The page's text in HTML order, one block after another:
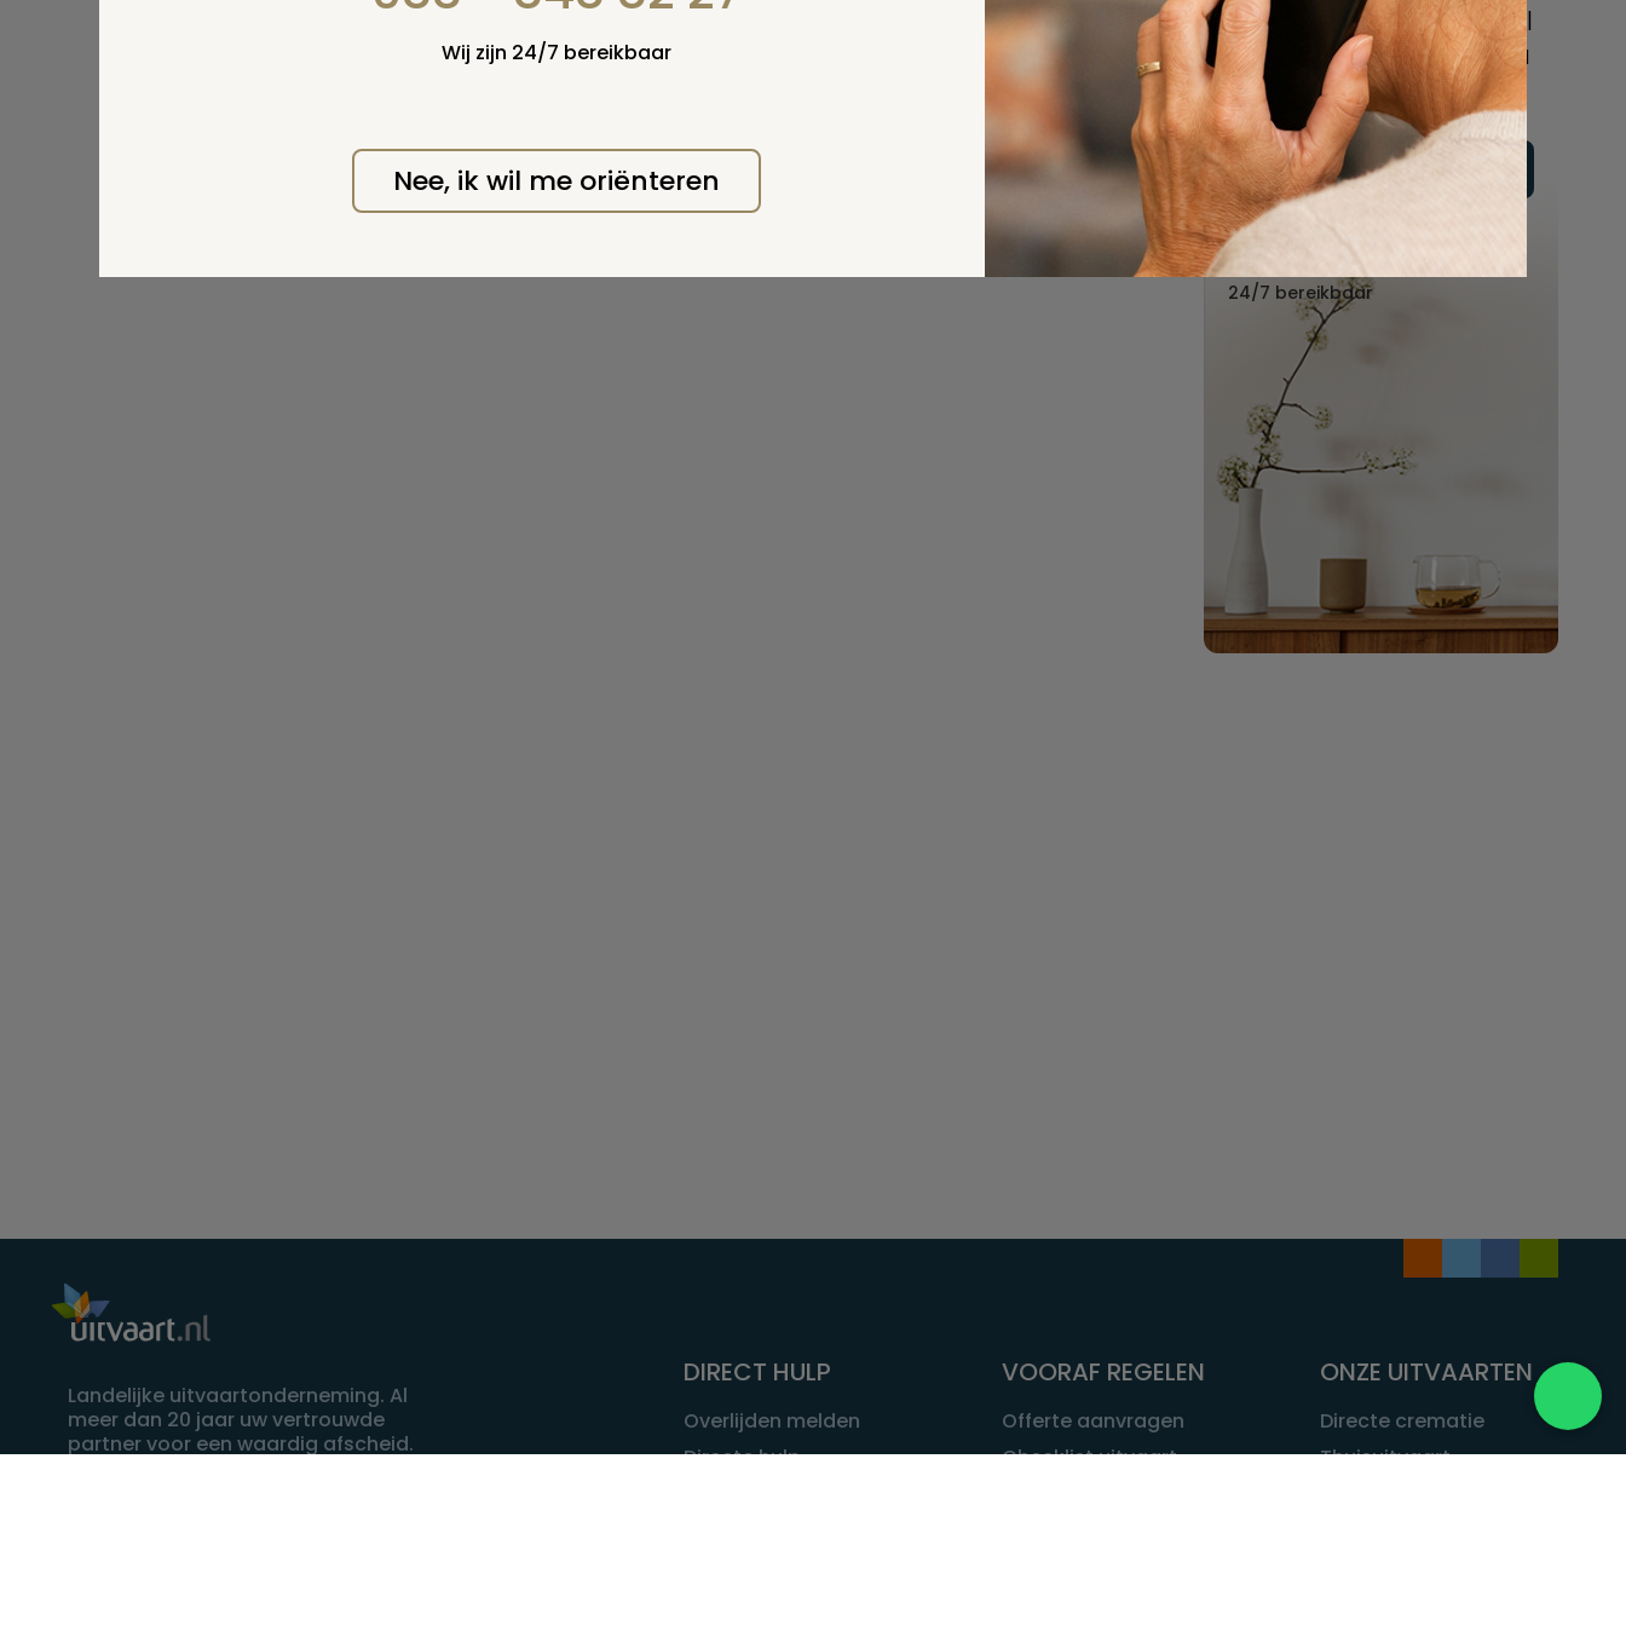
online of bel ons geheel
vrijblijvend voor hulp na
een overlijden.
Vul hier uw wensen in
Of bel ons:
088 - 848 82 27
24/7 bereikbaar
Landelijke uitvaartonderneming. Al
meer dan 20 jaar uw vertrouwde
partner voor een waardig afscheid.
DIRECT HULP
Overlijden melden
Directe hulp
VOORAF REGELEN
Offerte aanvragen
Checklist uitvaart
ONZE UITVAARTEN
Directe crematie
Thuisuitvaart
Wij zijn 24/7 bereikbaar
Nee, ik wil me oriënteren